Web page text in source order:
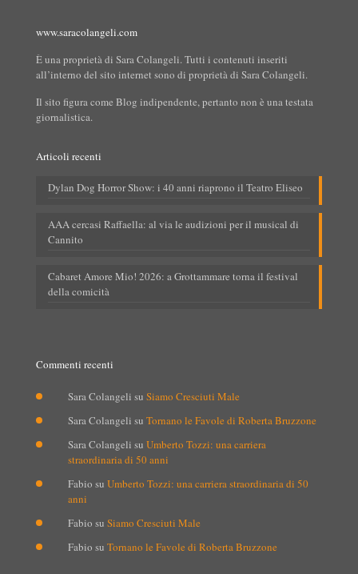
www.saracolangeli.com
È una proprietà di Sara Colangeli. Tutti i contenuti inseriti
all’interno del sito internet sono di proprietà di Sara Colangeli.
Il sito figura come Blog indipendente, pertanto non è una testata
giornalistica.
Articoli recenti
Dylan Dog Horror Show: i 40 anni riaprono il Teatro Eliseo
AAA cercasi Raffaella: al via le audizioni per il musical di
Cannito
Cabaret Amore Mio! 2026: a Grottammare torna il festival
della comicità
Commenti recenti
Sara Colangeli su Siamo Cresciuti Male
Sara Colangeli su Tornano le Favole di Roberta Bruzzone
Sara Colangeli su Umberto Tozzi: una carriera
straordinaria di 50 anni
Fabio su Umberto Tozzi: una carriera straordinaria di 50
anni
Fabio su Siamo Cresciuti Male
Fabio su Tornano le Favole di Roberta Bruzzone